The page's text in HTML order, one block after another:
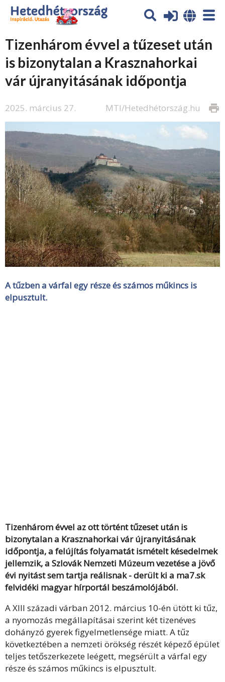
Tizenhárom évvel a tűzeset után
is bizonytalan a Krasznahorkai
vár újranyitásának időpontja
2025. március 27. print
MTI/Hetedhétország.hu
A tűzben a várfal egy része és számos műkincs is
elpusztult.
Tizenhárom évvel az ott történt tűzeset után is
bizonytalan a Krasznahorkai vár újranyitásának
időpontja, a felújítás folyamatát ismételt késedelmek
jellemzik, a Szlovák Nemzeti Múzeum vezetése a jövő
évi nyitást sem tartja reálisnak - derült ki a ma7.sk
felvidéki magyar hírportál beszámolójából.
A XIII századi várban 2012. március 10-én ütött ki tűz,
a nyomozás megállapításai szerint két tizenéves
dohányzó gyerek figyelmetlensége miatt. A tűz
következtében a nemzeti örökség részét képező épület
teljes tetőszerkezete leégett, megsérült a várfal egy
része és számos műkincs is elpusztult.